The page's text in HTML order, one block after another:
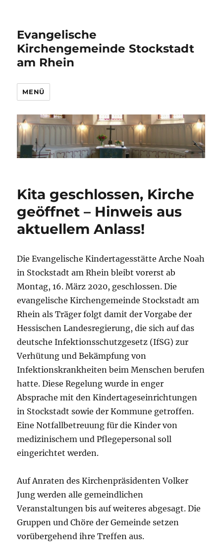
Evangelische
Kirchengemeinde Stockstadt
am Rhein
MENÜ
Kita geschlossen, Kirche
geöffnet – Hinweis aus
aktuellem Anlass!
Die Evangelische Kindertagesstätte Arche Noah
in Stockstadt am Rhein bleibt vorerst ab
Montag, 16. März 2020, geschlossen. Die
evangelische Kirchengemeinde Stockstadt am
Rhein als Träger folgt damit der Vorgabe der
Hessischen Landesregierung, die sich auf das
deutsche Infektionsschutzgesetz (IfSG) zur
Verhütung und Bekämpfung von
Infektionskrankheiten beim Menschen berufen
hatte. Diese Regelung wurde in enger
Absprache mit den Kindertageseinrichtungen
in Stockstadt sowie der Kommune getroffen.
Eine Notfallbetreuung für die Kinder von
medizinischem und Pflegepersonal soll
eingerichtet werden.
Auf Anraten des Kirchenpräsidenten Volker
Jung werden alle gemeindlichen
Veranstaltungen bis auf weiteres abgesagt. Die
Gruppen und Chöre der Gemeinde setzen
vorübergehend ihre Treffen aus.